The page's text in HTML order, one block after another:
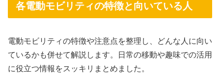
各電動モビリティの特徴と向いている人
電動モビリティの特徴や注意点を整理し、どんな人に向い
ているかも併せて解説します。日常の移動や趣味での活用
に役立つ情報をスッキリまとめました。